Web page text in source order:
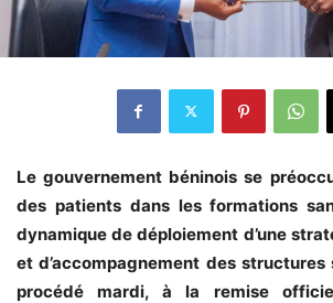
Le gouvernement béninois se
des patients dans les formations
dynamique de déploiement d’une
et d’accompagnement des
procédé mardi, à la remise